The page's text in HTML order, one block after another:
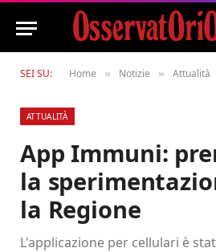
SEI SU: Home » Notizie » Attualità
ATTUALITÀ
App Immuni:
la
la Regione
L'applicazione per cellulari è